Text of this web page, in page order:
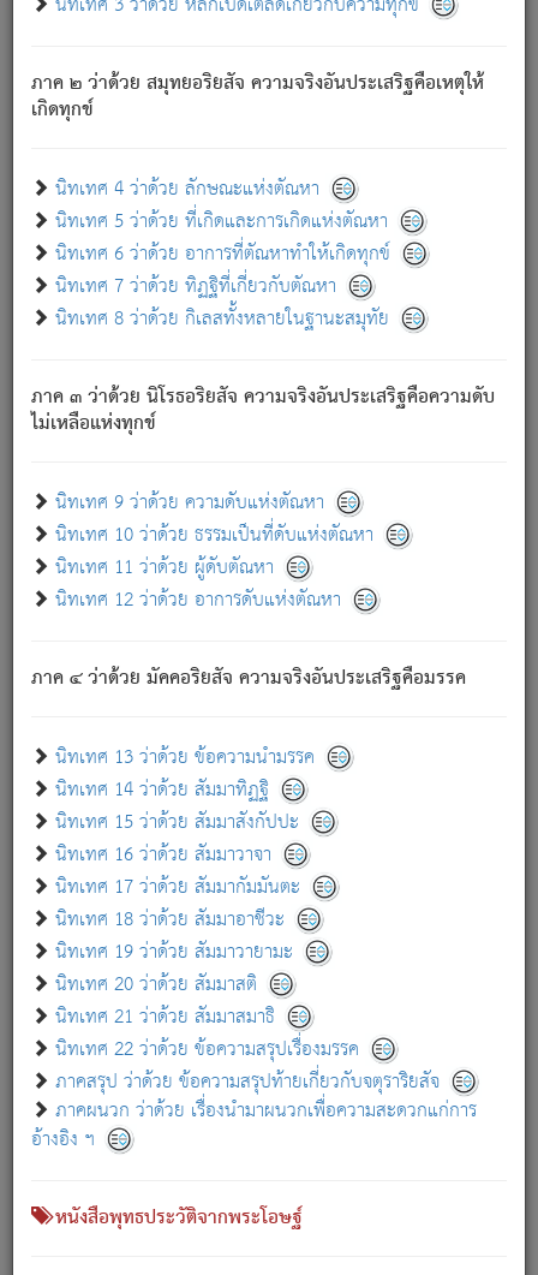
ภาค ๒ ว่าด้วย สมุทยอริยสัจ ความจริงอันประเสริฐคือเหตุให้
เกิดทุกข์
นิทเทศ 4 ว่าด้วย ลักษณะแห่งตัณหา
นิทเทศ 5 ว่าด้วย ที่เกิดและการเกิดแห่งตัณหา
นิทเทศ 6 ว่าด้วย อาการที่ตัณหาทำให้เกิดทุกข์
นิทเทศ 7 ว่าด้วย ทิฏฐิที่เกี่ยวกับตัณหา
นิทเทศ 8 ว่าด้วย กิเลสทั้งหลายในฐานะสมุทัย
ภาค ๓ ว่าด้วย นิโรธอริยสัจ ความจริงอันประเสริฐคือความดับ
ไม่เหลือแห่งทุกข์
นิทเทศ 9 ว่าด้วย ความดับแห่งตัณหา
นิทเทศ 10 ว่าด้วย ธรรมเป็นที่ดับแห่งตัณหา
นิทเทศ 11 ว่าด้วย ผู้ดับตัณหา
นิทเทศ 12 ว่าด้วย อาการดับแห่งตัณหา
ภาค ๔ ว่าด้วย มัคคอริยสัจ ความจริงอันประเสริฐคือมรรค
นิทเทศ 13 ว่าด้วย ข้อความนำมรรค
นิทเทศ 14 ว่าด้วย สัมมาทิฏฐิ
นิทเทศ 15 ว่าด้วย สัมมาสังกัปปะ
นิทเทศ 16 ว่าด้วย สัมมาวาจา
นิทเทศ 17 ว่าด้วย สัมมากัมมันตะ
นิทเทศ 18 ว่าด้วย สัมมาอาชีวะ
นิทเทศ 19 ว่าด้วย สัมมาวายามะ
นิทเทศ 20 ว่าด้วย สัมมาสติ
นิทเทศ 21 ว่าด้วย สัมมาสมาธิ
นิทเทศ 22 ว่าด้วย ข้อความสรุปเรื่องมรรค
ภาคสรุป ว่าด้วย ข้อความสรุปท้ายเกี่ยวกับจตุราริยสัจ
ภาคผนวก ว่าด้วย เรื่องนำมาผนวกเพื่อความสะดวกแก่การ
อ้างอิง ฯ
หนังสือพุทธประวัติจากพระโอษฐ์
แน่นบังหนาแล้ว; และว่า สัตว์ผู้ยินดีในภพอันเป็นแล้วนั้น ย่อม
อันเป็นไปในที่หรือเวลาทั้งปวง[3]เพื่อความมีแห่งประโยชน์โดย
ประการทั้งปวง; ภพทั้งหลายทั้งหมดนั้น ไม่เที่ยง เป็นทุกข์ มี
ความแปรปรวนเป็นธรรมดา.
อย่างนี้อยู่; เขาย่อมละภวตัณหาได้ และไม่เพลิดเพลินวิภวตัณหา
ด้วย.
ความดับเพราะความสำรอกไม่เหลือ (แห่งภพทั้งหลาย)
เพราะความสิ้นไปแห่งตัณหาโดยประการทั้งปวง นั้นคือ
นิพพาน.
ภพใหม่ย่อมไม่มีแก่ภิกษุนั้น ผู้ดับเย็นสนิทแล้ว เพราะไม่มี
ภิกษุนั้น เป็นผู้ครอบงำมารได้แล้ว ชนะสงครามแล้ว ก้าวล่วง
ภพทั้งหลายทั้งปวงได้แล้ว เป็นผู้คงที่ (คือไม่เปลี่ยนแปลงอีกต่อ
- อุ.ขุ. ๒๕/๑๒๑/๘๔.
(ข้อความนี้ เป็นพระพุทธอุทานที่ทรงเปล่งออก ที่โคนต้นโพธิ์
เป็นที่ตรัสรู้ เมื่อตรัสรู้แล้วได้ 7 วัน)
เกี่ยวกับธรรมโฆษณ์ออนไลน์ (Disclaimer)
แม้ระบบ "ธรรมโฆษณ์ออนไลน์" พยายามปรับปรุงข้อมูลให้ถูกต้องมากที่สุด
ผู้ศึกษาก็พึงตรวจสอบกับตัวเล่มหนังสือต้นฉบับ ที่มีการพิมพ์ครั้งล่าสุด
ก่อนนำข้อมูลไปใช้ในการอ้างอิง"
เกี่ยวกับอัตถจารี|เกี่ยวกับการพัฒนา|แจ้งข้อผิดพลาด / แนะนำ
หนังสือที่เกี่ยวข้อง